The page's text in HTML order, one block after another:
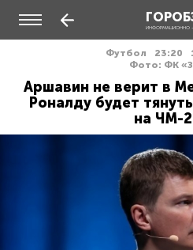
ИНФОРМАЦИОННО
Футбол 23:20
Фото: ФК
Аршавин не верит в
Роналду будет
на ЧМ-